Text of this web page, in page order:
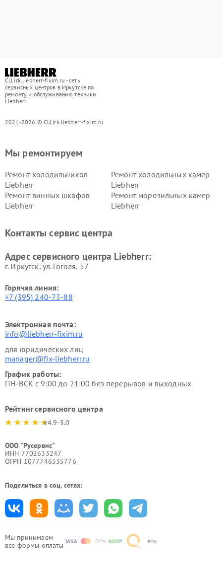
СЦ irk.liebherr-fixim.ru - сеть
сервисных центров в Иркутске по
ремонту и обслуживанию техники
Liebherr
2021-2026 © СЦ irk.liebherr-fixim.ru
Мы принимаем
все формы оплаты
Мы ремонтируем
Ремонт холодильников
Liebherr
Ремонт холодильных камер
Liebherr
Ремонт винных шкафов
Liebherr
Ремонт морозильных камер
Liebherr
Контакты сервис центра
Адрес сервисного центра Liebherr:
г. Иркутск, ул. ​Гоголя, 57
Горячая линия:
+7 (395) 240-73-88
Электронная почта:
info@liebherr-fixim.ru
для юридических лиц
manager@fix-liebherr.ru
График работы:
ПН-ВСК с 9:00 до 21:00 без перерывов и выходных
Рейтинг сервисного центра
4.9-5.0
ООО "Русервис"
ИНН 7702633247
ОГРН 1077746335776
Поделиться в соц. сетях: